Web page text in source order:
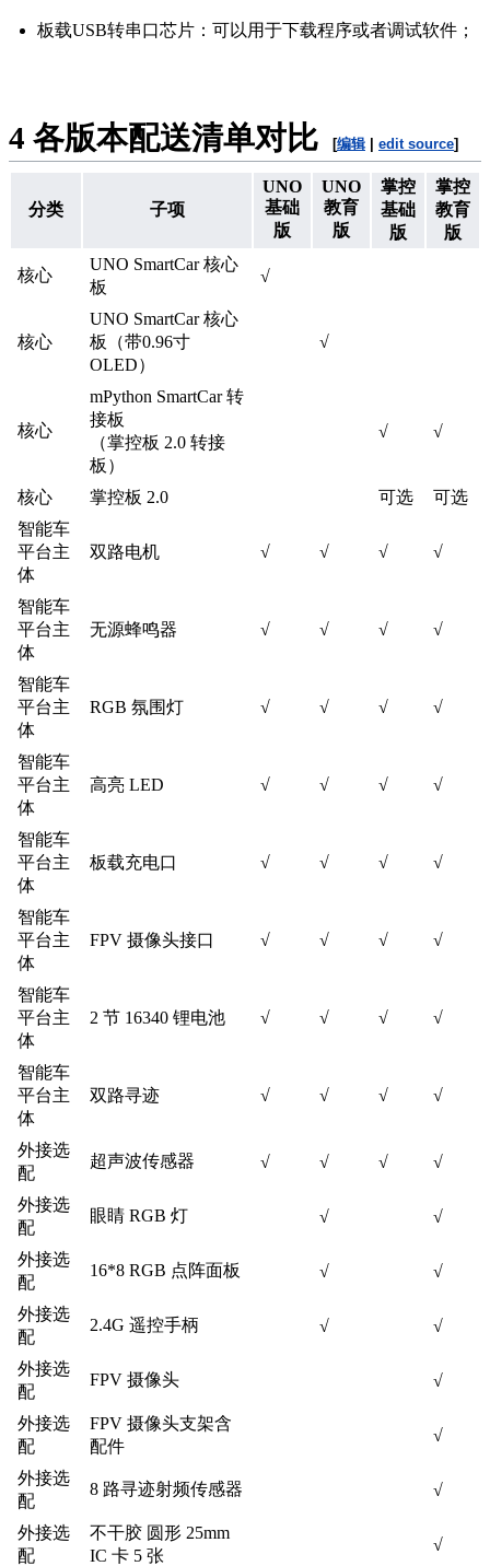
板载USB转串口芯片：可以用于下载程序或者调试软件；
4 各版本配送清单对比 [编辑 edit source]
分类 子项
UNO
基础
版
UNO
教育
版
掌控
基础
版
掌控
教育
版
核心
UNO SmartCar 核心
板
√
核心
UNO SmartCar 核心
板（带0.96寸
OLED）
√
核心
mPython SmartCar 转
接板
（掌控板 2.0 转接
板）
√ √
核心 掌控板 2.0 可选
可选
智能车
平台主
体
双路电机 √ √ √ √
智能车
平台主
体
无源蜂鸣器 √ √ √ √
智能车
平台主
体
RGB 氛围灯 √ √ √ √
智能车
平台主
体
高亮 LED √ √ √ √
智能车
平台主
体
板载充电口 √ √ √ √
智能车
平台主
体
FPV 摄像头接口 √ √ √ √
智能车
平台主
体
2 节 16340 锂电池 √ √ √ √
智能车
平台主
体
双路寻迹 √ √ √ √
外接选
配
超声波传感器 √ √ √ √
外接选
配
眼睛 RGB 灯 √ √
外接选
配
16*8 RGB 点阵面板 √ √
外接选
配
2.4G 遥控手柄 √ √
外接选
配
FPV 摄像头 √
外接选
配
FPV 摄像头支架含
配件
√
外接选
配
8 路寻迹射频传感器 √
外接选
配
不干胶 圆形 25mm
IC 卡 5 张
√